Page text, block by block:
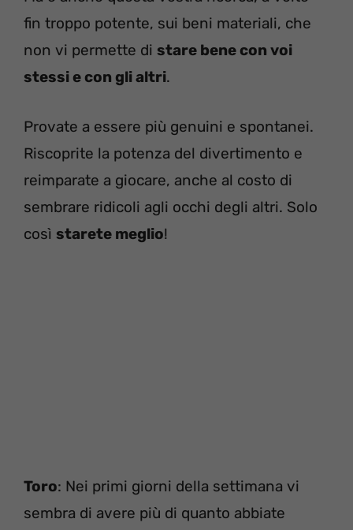
fin troppo potente, sui beni materiali, che
non vi permette di stare bene con voi
stessi e con gli altri.
Provate a essere più genuini e spontanei.
Riscoprite la potenza del divertimento e
reimparate a giocare, anche al costo di
sembrare ridicoli agli occhi degli altri. Solo
così starete meglio!
Toro: Nei primi giorni della settimana vi
sembra di avere più di quanto abbiate